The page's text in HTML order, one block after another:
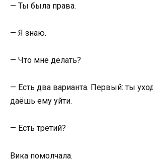
— Ты была права.
— Я знаю.
— Что мне делать?
— Есть два варианта. Первый: ты
даёшь ему уйти.
— Есть третий?
Вика помолчала.